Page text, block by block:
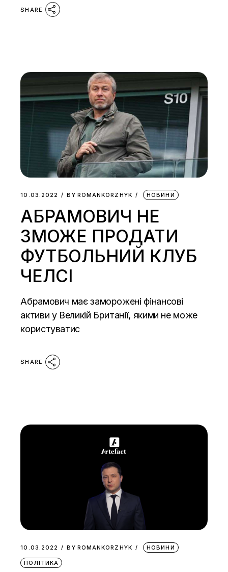
SHARE
10.03.2022 BY ROMANKORZHYK НОВИНИ
АБРАМОВИЧ НЕ
ЗМОЖЕ ПРОДАТИ
ФУТБОЛЬНИЙ КЛУБ
ЧЕЛСІ
Абрамович має заморожені фінансові
активи у Великій Британії, якими не може
користуватис
SHARE
10.03.2022 BY ROMANKORZHYK НОВИНИ
ПОЛІТИКА